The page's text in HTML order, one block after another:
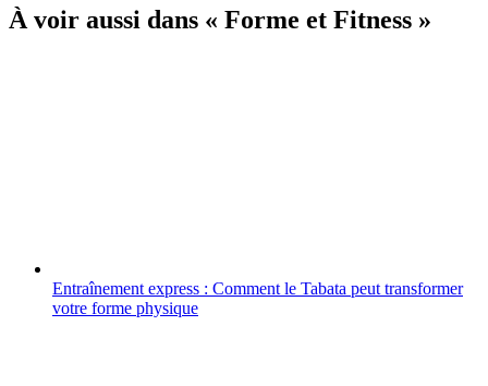
À voir aussi dans « Forme et Fitness »
Entraînement express : Comment le Tabata peut transformer
votre forme physique